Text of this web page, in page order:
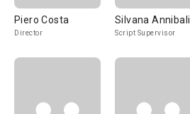
Piero Costa
Director
Silvana Annibali
Script Supervisor